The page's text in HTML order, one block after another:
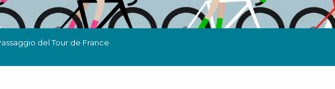
del Tour de France